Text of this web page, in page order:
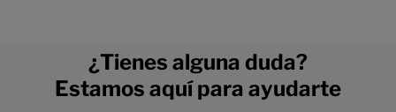
¿Tienes alguna duda?
Estamos aquí para ayudarte